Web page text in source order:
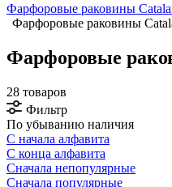
Фарфоровые раковины
Фарфоровые раковины
Фарфоровые
28 товаров
Фильтр
По убыванию наличия
С начала алфавита
С конца алфавита
Сначала непопулярные
Сначала популярные